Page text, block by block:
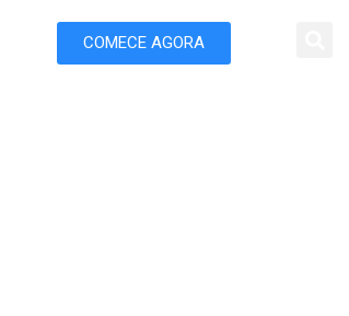
COMECE AGORA